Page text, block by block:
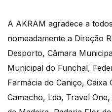
A AKRAM agradece a
nomeadamente a Direção
Desporto, Câmara
Municipal do Funchal,
Farmácia do Caniço, Caixa
Camacho, Lda, Travel